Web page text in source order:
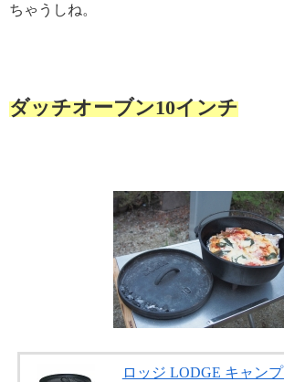
ちゃうしね。
ダッチオーブン10インチ
ロッジ LODGE キャン